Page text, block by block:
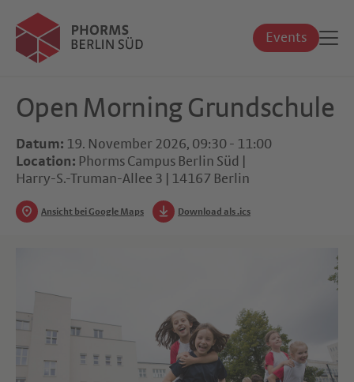
Events
Open Morning Grundschule
Datum: 19. November 2026, 09:30 - 11:00
Location: Phorms Campus Berlin Süd |
Harry-S.-Truman-Allee 3 | 14167 Berlin
Ansicht bei Google Maps Download als .ics